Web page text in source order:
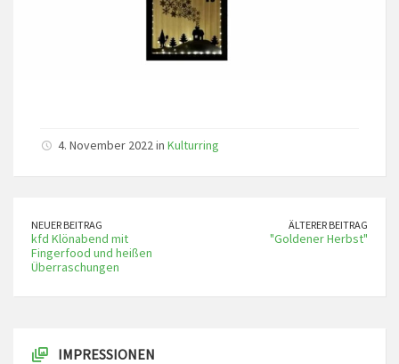
4. November 2022 in Kulturring
NEUER BEITRAG
kfd Klönabend mit
Fingerfood und heißen
Überraschungen
ÄLTERER BEITRAG
"Goldener Herbst"
IMPRESSIONEN